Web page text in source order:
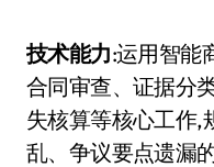
技术能力:运用智能
合同审查、证据分
失核算等核心工作,
乱、争议要点遗漏